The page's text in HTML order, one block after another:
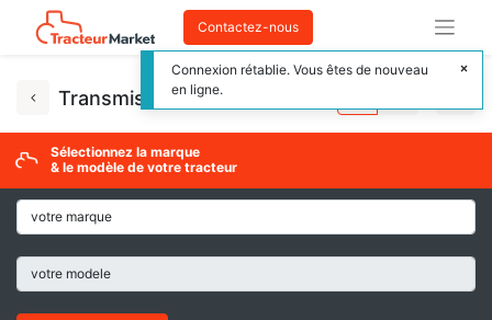
Contactez-nous
Transmission tracteur
Sélectionnez la marque
& le modèle de votre tracteur
Connexion rétablie. Vous êtes de nouveau
en ligne.